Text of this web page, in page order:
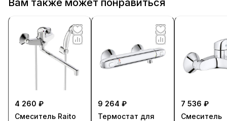
4 260 ₽
Смеситель Raito
9 264 ₽
Термостат для
7 536 ₽
Смеситель